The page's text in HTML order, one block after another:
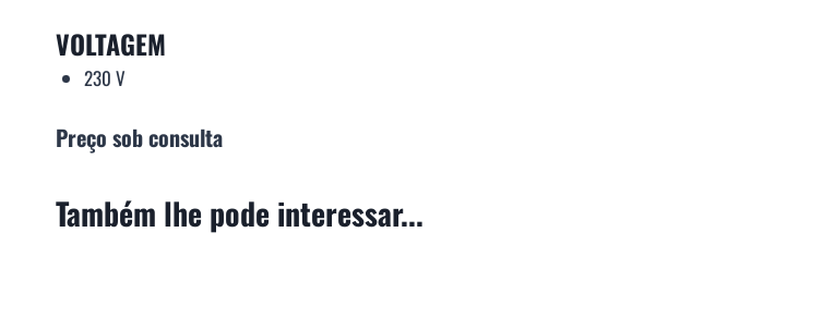
VOLTAGEM
230 V
Preço sob consulta
Também lhe pode interessar...